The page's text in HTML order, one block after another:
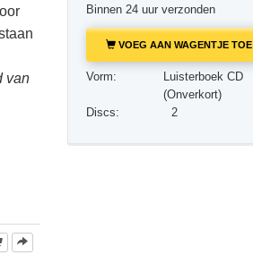
van
Binnen 24 uur verzonden
VOEG AAN WAGENTJE TOE
Vorm:
Luisterboek CD
(Onverkort)
Discs:
2